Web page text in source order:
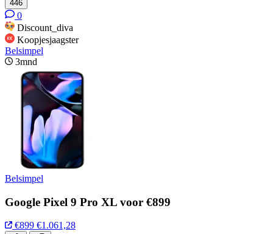
446
0
Discount_diva
Koopjesjaagster
Belsimpel
3mnd
Belsimpel
Google Pixel 9 Pro XL voor €899
€899 €1.061,28